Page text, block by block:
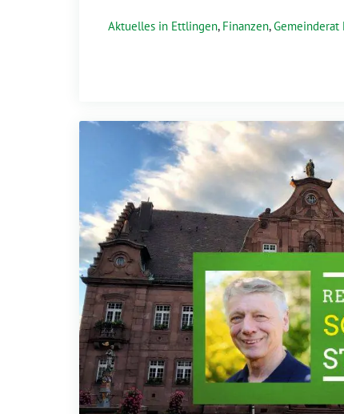
Aktuelles in Ettlingen, Finanzen,Gemeinderat